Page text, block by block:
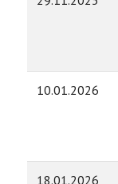
10.01.2026
18.01.2026